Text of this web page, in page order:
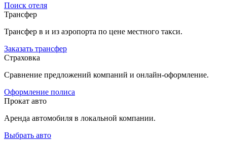
Поиск отеля
Трансфер
Трансфер в и из аэропорта по цене местного такси.
Заказать трансфер
Страховка
Сравнение предложений компаний и онлайн-оформление.
Оформление полиса
Прокат авто
Аренда автомобиля в локальной компании.
Выбрать авто